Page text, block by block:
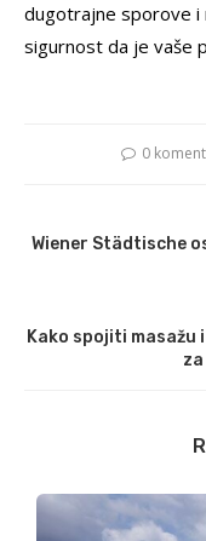
dugotrajne sporove i
sigurnost da je vaše
0
Wiener Städtische
Kako spojiti